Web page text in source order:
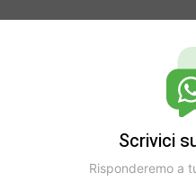
Scrivici
Risponderemo a